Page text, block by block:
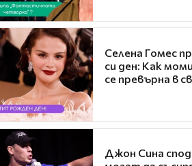
Селена Гомес
си ден: Как
се превърна в
Джон Сина